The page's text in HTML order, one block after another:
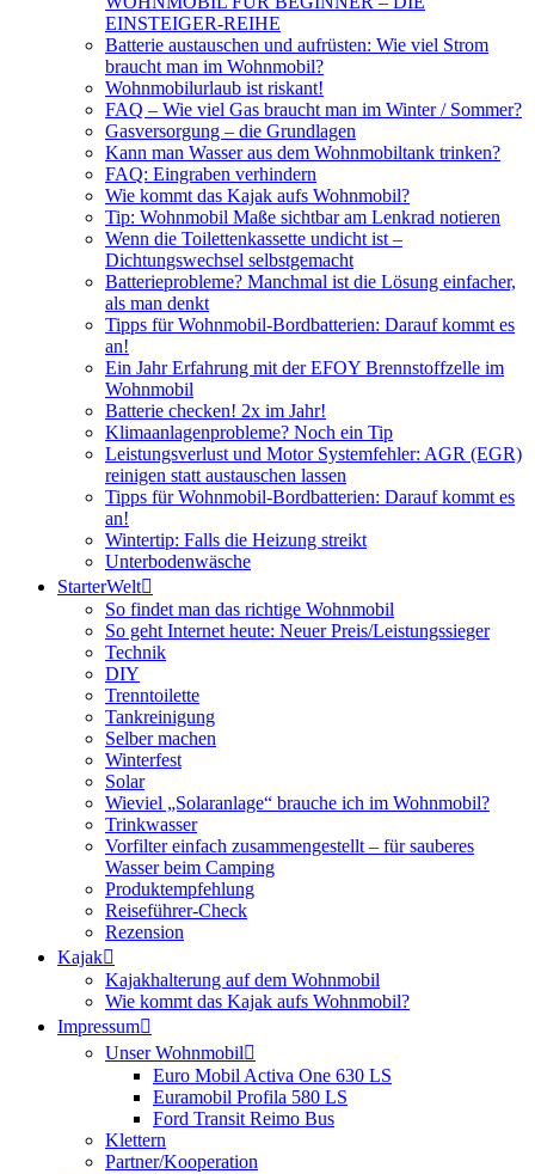
EINSTEIGER-REIHE
Batterie austauschen und aufrüsten: Wie viel Strom
braucht man im Wohnmobil?
Wohnmobilurlaub ist riskant!
FAQ – Wie viel Gas braucht man im Winter / Sommer?
Gasversorgung – die Grundlagen
Kann man Wasser aus dem Wohnmobiltank trinken?
FAQ: Eingraben verhindern
Wie kommt das Kajak aufs Wohnmobil?
Tip: Wohnmobil Maße sichtbar am Lenkrad notieren
Wenn die Toilettenkassette undicht ist –
Dichtungswechsel selbstgemacht
Batterieprobleme? Manchmal ist die Lösung einfacher,
als man denkt
Tipps für Wohnmobil-Bordbatterien: Darauf kommt es
an!
Ein Jahr Erfahrung mit der EFOY Brennstoffzelle im
Wohnmobil
Batterie checken! 2x im Jahr!
Klimaanlagenprobleme? Noch ein Tip
Leistungsverlust und Motor Systemfehler: AGR (EGR)
reinigen statt austauschen lassen
Tipps für Wohnmobil-Bordbatterien: Darauf kommt es
an!
Wintertip: Falls die Heizung streikt
Unterbodenwäsche
StarterWelt
So findet man das richtige Wohnmobil
So geht Internet heute: Neuer Preis/Leistungssieger
Technik
DIY
Trenntoilette
Tankreinigung
Selber machen
Winterfest
Solar
Wieviel „Solaranlage“ brauche ich im Wohnmobil?
Trinkwasser
Vorfilter einfach zusammengestellt – für sauberes
Wasser beim Camping
Produktempfehlung
Reiseführer-Check
Rezension
Kajak
Kajakhalterung auf dem Wohnmobil
Wie kommt das Kajak aufs Wohnmobil?
Impressum
Unser Wohnmobil
Euro Mobil Activa One 630 LS
Euramobil Profila 580 LS
Ford Transit Reimo Bus
Klettern
Partner/Kooperation